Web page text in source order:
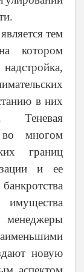
тем
котором
в них
Теневая
во многом
границ
и ее
менеджеры
новую